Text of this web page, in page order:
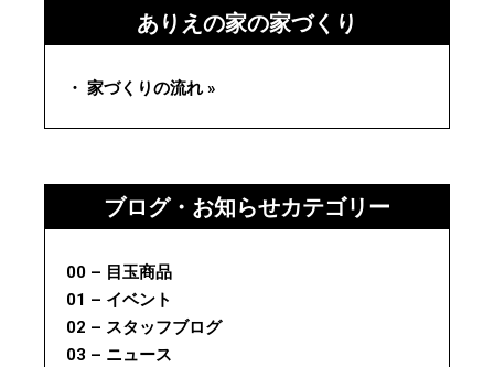
ありえの家の家づくり
・ 家づくりの流れ »
ブログ・お知らせカテゴリー
00 – 目玉商品
01 – イベント
02 – スタッフブログ
03 – ニュース